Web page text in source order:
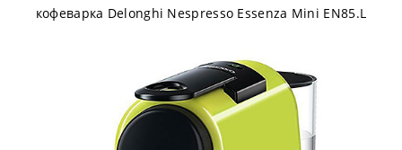
кофеварка Delonghi Nespresso Essenza Mini EN85.L